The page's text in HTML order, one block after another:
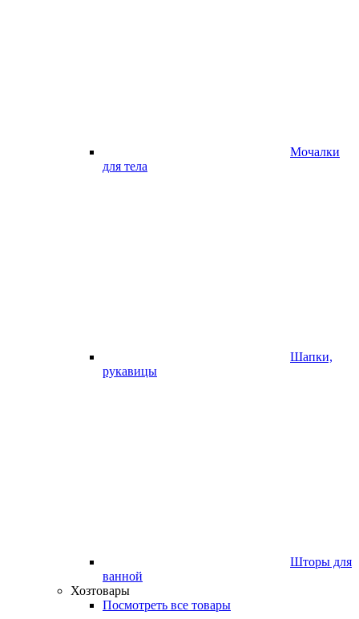
Мочалки
для тела
Шапки,
рукавицы
Шторы для
ванной
Хозтовары
Посмотреть все товары